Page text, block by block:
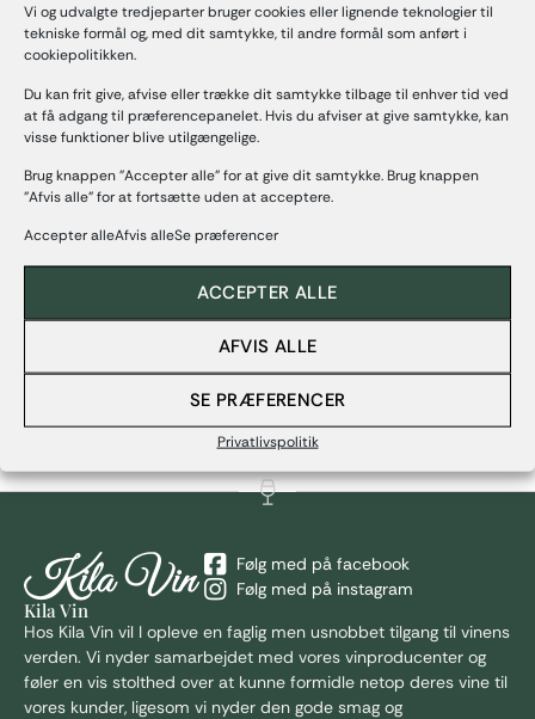
Vi og udvalgte tredjeparter bruger cookies eller lignende teknologier til
tekniske formål og, med dit samtykke, til andre formål som anført i
cookiepolitikken.
Du kan frit give, afvise eller trække dit samtykke tilbage til enhver tid ved
at få adgang til præferencepanelet. Hvis du afviser at give samtykke, kan
visse funktioner blive utilgængelige.
Brug knappen "Accepter alle" for at give dit samtykke. Brug knappen
"Afvis alle" for at fortsætte uden at acceptere.
Accepter alleAfvis alleSe præferencer
ACCEPTER ALLE
AFVIS ALLE
SE PRÆFERENCER
Privatlivspolitik
Seguinots NAPOLEON
649,00kr. 1.500,00kr.
Seguinots VSOP Cognac
Følg med på facebook
Følg med på instagram
Kila Vin
Hos Kila Vin vil I opleve en faglig men usnobbet tilgang til vinens
verden. Vi nyder samarbejdet med vores vinproducenter og
føler en vis stolthed over at kunne formidle netop deres vine til
vores kunder, ligesom vi nyder den gode smag og